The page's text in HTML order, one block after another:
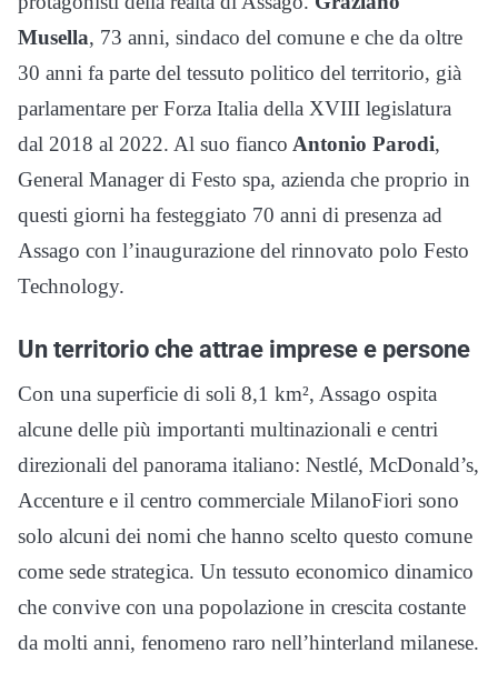
Musella, 73 anni, sindaco del comune e che da oltre
30 anni fa parte del tessuto politico del territorio, già
parlamentare per Forza Italia della XVIII legislatura
dal 2018 al 2022. Al suo fianco Antonio Parodi,
General Manager di Festo spa, azienda che proprio in
questi giorni ha festeggiato 70 anni di presenza ad
Assago con l’inaugurazione del rinnovato polo Festo
Technology.
Un territorio che attrae imprese e persone
Con una superficie di soli 8,1 km², Assago ospita
alcune delle più importanti multinazionali e centri
direzionali del panorama italiano: Nestlé, McDonald’s,
Accenture e il centro commerciale MilanoFiori sono
solo alcuni dei nomi che hanno scelto questo comune
come sede strategica. Un tessuto economico dinamico
che convive con una popolazione in crescita costante
da molti anni, fenomeno raro nell’hinterland milanese.